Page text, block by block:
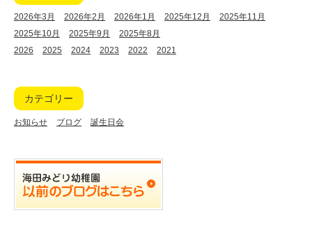
2026年3月 2026年2月 2026年1月 2025年12月
2025年11月
2025年10月
2025年9月
2025年8月
2026
2025 2024 2023 2022 2021
カテゴリー
お知らせ ブログ 誕生日会